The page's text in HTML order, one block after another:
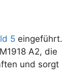
5 eingeführt.
A2, die
und sorgt